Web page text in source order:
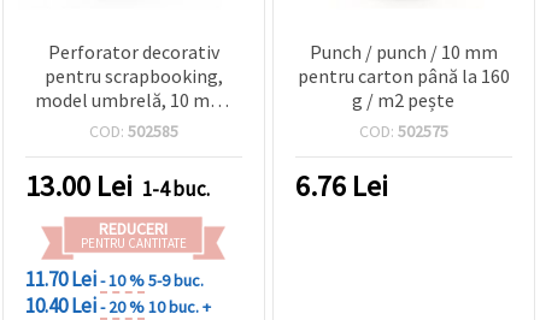
Perforator decorativ
pentru scrapbooking,
model umbrelă, 10 mm,
pentru carton și spumă
COD: 502585
13.00 Lei 1-4 buc.
REDUCERI
PENTRU CANTITATE
11.70 Lei- 10 %5-9 buc.
10.40 Lei- 20 %10 buc. +
Punch / punch / 10 mm
pentru carton până la 160
g / m2 pește
COD: 502575
6.76 Lei